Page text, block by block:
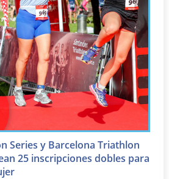
Series y Barcelona Triathlon
25 inscripciones dobles para